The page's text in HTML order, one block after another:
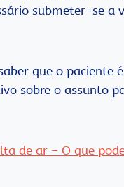
submeter-se a
que o paciente
sobre o assunto
de ar – O que